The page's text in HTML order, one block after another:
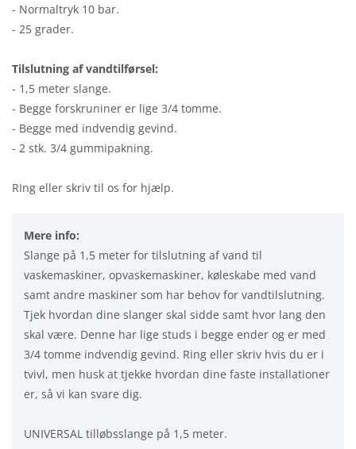
- Normaltryk 10 bar.
- 25 grader.
Tilslutning af vandtilførsel:
- 1,5 meter slange.
- Begge forskruniner er lige 3/4 tomme.
- Begge med indvendig gevind.
- 2 stk. 3/4 gummipakning.
RIng eller skriv til os for hjælp.
Mere info:
Slange på 1,5 meter for tilslutning af vand til
vaskemaskiner, opvaskemaskiner, køleskabe med vand
samt andre maskiner som har behov for vandtilslutning.
Tjek hvordan dine slanger skal sidde samt hvor lang den
skal være. Denne har lige studs i begge ender og er med
3/4 tomme indvendig gevind. Ring eller skriv hvis du er i
tvivl, men husk at tjekke hvordan dine faste installationer
er, så vi kan svare dig.
UNIVERSAL tilløbsslange på 1,5 meter.